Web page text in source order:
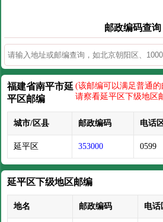
邮政编码查询
福建省南平市延
平区邮编
(该邮编可以满足普通
请察看延平区下级地区
城市/区县 邮政编码 电话
延平区 353000 0599
延平区下级地区邮编
地名 邮政编码 电话